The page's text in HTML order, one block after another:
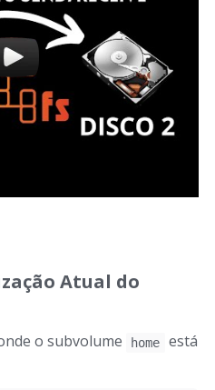
Atual do
o subvolume home
está